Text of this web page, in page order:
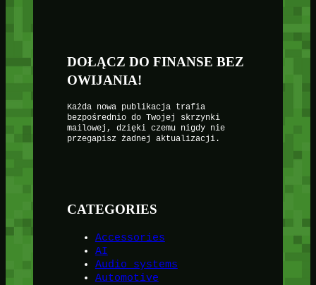
DOŁĄCZ DO FINANSE BEZ
OWIJANIA!
Każda nowa publikacja trafia
bezpośrednio do Twojej skrzynki
mailowej, dzięki czemu nigdy nie
przegapisz żadnej aktualizacji.
CATEGORIES
Accessories
AI
Audio systems
Automotive